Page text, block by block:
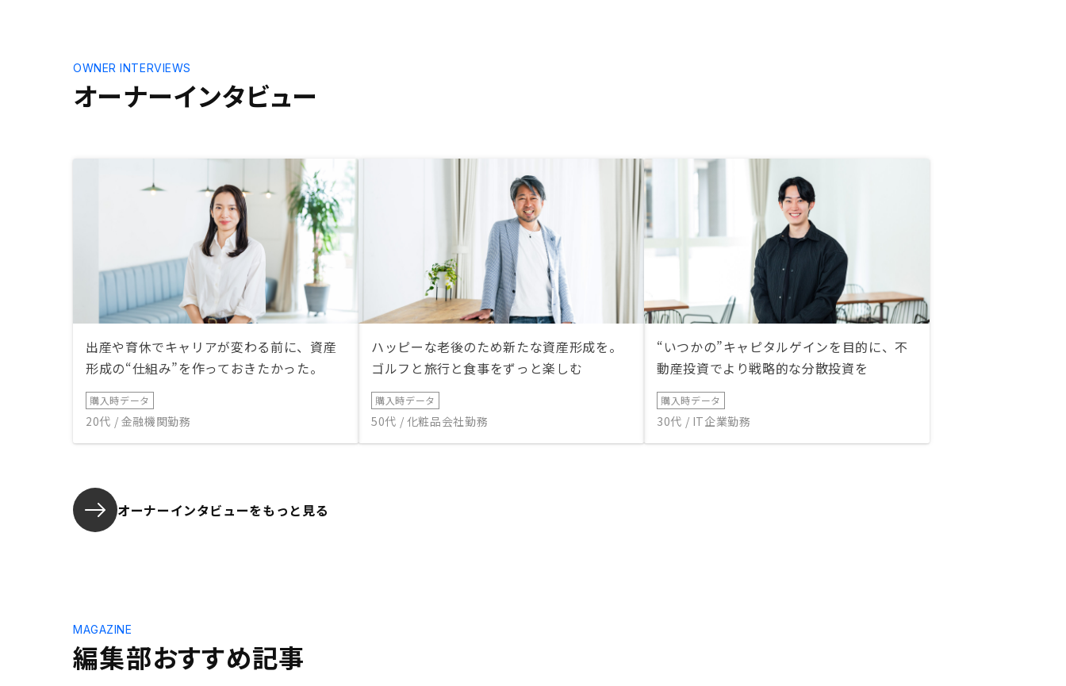
オーナーインタビュー
OWNER INTERVIEWS
出産や育休でキャリアが変わる前に、資産
形成の“仕組み”を作っておきたかった。
購入時データ
20代 / 金融機関勤務
ハッピーな老後のため新たな資産形成を。
ゴルフと旅行と食事をずっと楽しむ
購入時データ
50代 / 化粧品会社勤務
“いつかの”キャピタルゲインを目的に、不
動産投資でより戦略的な分散投資を
購入時データ
30代 / IT企業勤務
オーナーインタビューをもっと見る
編集部おすすめ記事
MAGAZINE